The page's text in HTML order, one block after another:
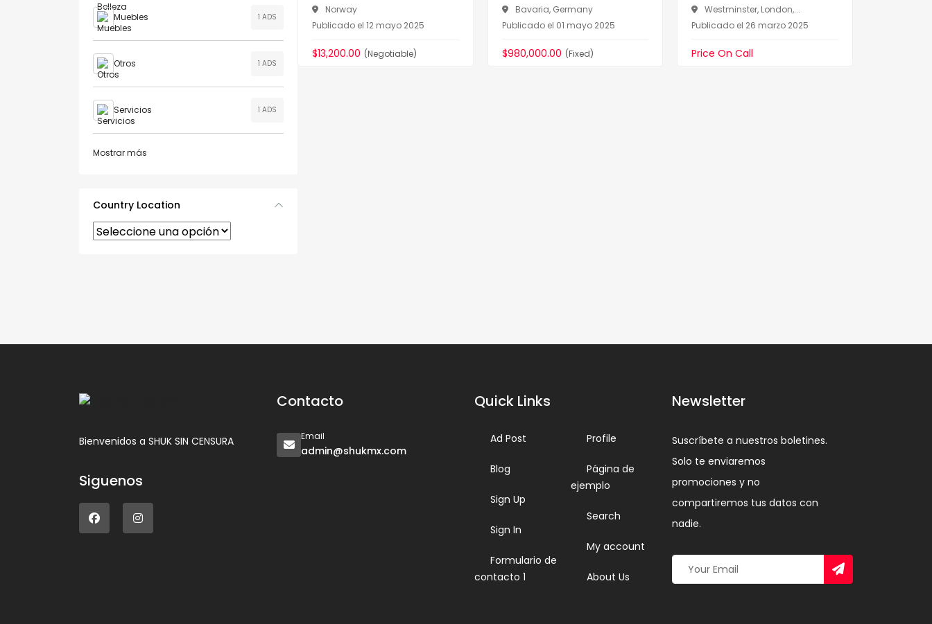
Muebles 1 ADS
Otros 1 ADS
Servicios 1 ADS
Mostrar más
Country Location
Norway
Publicado el 12 mayo 2025
$13,200.00 (Negotiable)
Bavaria, Germany
Publicado el 01 mayo 2025
$980,000.00 (Fixed)
Westminster, London,...
Publicado el 26 marzo 2025
Price On Call
Bienvenidos a SHUK SIN CENSURA
Siguenos
Contacto
Email
admin@shukmx.com
Quick Links
Ad Post
Blog
Sign Up
Sign In
Formulario de
contacto 1
Profile
Página de
ejemplo
Search
My account
About Us
Newsletter
Suscríbete a nuestros boletines.
Solo te enviaremos
promociones y no
compartiremos tus datos con
nadie.